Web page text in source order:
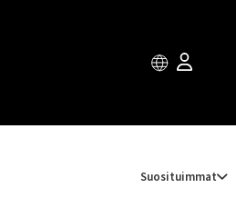
Suosituimmat